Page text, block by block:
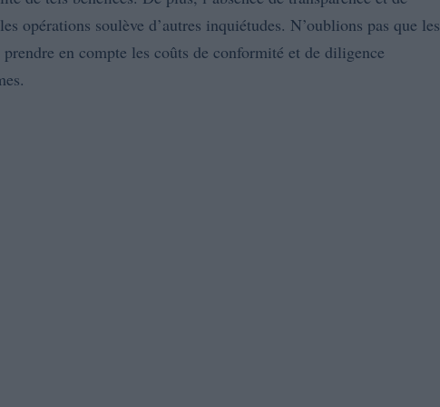
opérations soulève d’autres inquiétudes. N’oublions pas que les
en compte les coûts de conformité et de diligence